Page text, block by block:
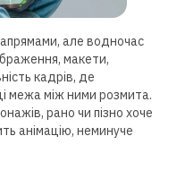
але водночас
макети,
кадрів, де
межа між ними розмита.
рано чи пізно хоче
анімацію, неминуче